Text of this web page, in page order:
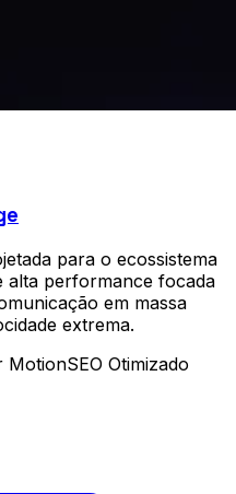
para o ecossistema
alta performance focada
em massa
extrema.
MotionSEO Otimizado